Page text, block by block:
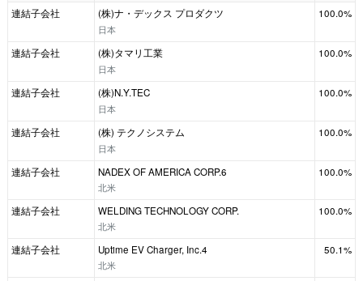
連結子会社
(株)ナ・デックス プロダクツ
日本
100.0%
連結子会社
(株)タマリ工業
日本
100.0%
連結子会社
(株)N.Y.TEC
日本
100.0%
連結子会社
(株) テクノシステム
日本
100.0%
連結子会社
NADEX OF AMERICA CORP.6
北米
100.0%
連結子会社
WELDING TECHNOLOGY CORP.
北米
100.0%
連結子会社
Uptime EV Charger, Inc.4
北米
50.1%